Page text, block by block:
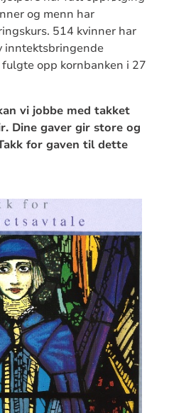
og menn har
514 kvinner har
opp kornbanken i 27
vi jobbe med takket
Dine gaver gir store og
for gaven til dette